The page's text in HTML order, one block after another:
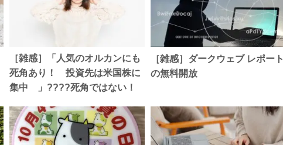
［雑感］「人気のオルカンにも
死角あり！ 投資先は米国株に
集中 」????死角ではない！
［雑感］ダークウェブ レポート
の無料開放